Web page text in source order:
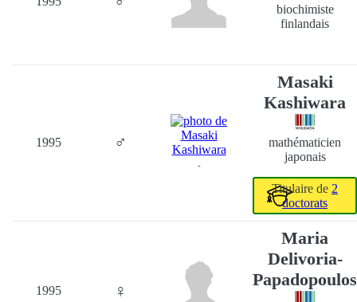
biochimiste
finlandais
1995 ♂
-
Masaki
Kashiwara
mathématicien
japonais
Titulaire de 2
doctorats
1995 ♀
Maria
Delivoria-
Papadopoulos